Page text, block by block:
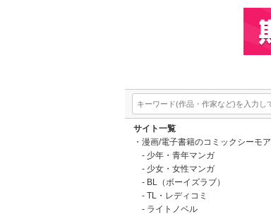
サイト一覧
漫画/電子書籍のコミックシーモア
少年・青年マンガ
少女・女性マンガ
BL（ボーイズラブ）
TL・レディコミ
ライトノベル